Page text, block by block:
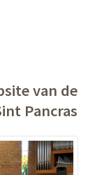
van de
Pancras